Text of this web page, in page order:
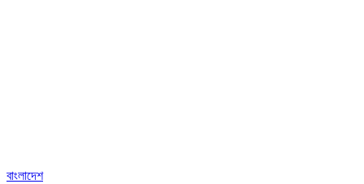
বাংলাদেশ